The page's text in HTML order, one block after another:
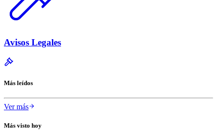
Avisos Legales
Más leídos
Ver más
Más visto hoy